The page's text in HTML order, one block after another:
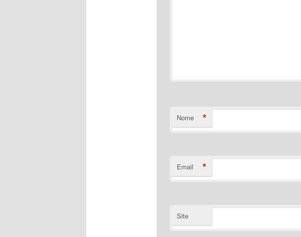
Nome *
Email *
Site